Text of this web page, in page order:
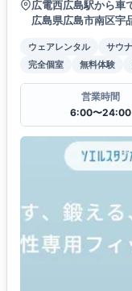
広電西広島駅から車
広島県広島市南区
ウェアレンタル サウナ
完全個室
無料体験
営業時間
6:00〜24:00